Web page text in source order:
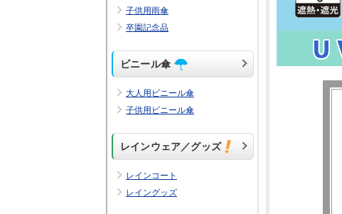
子供用雨傘
卒園記念品
ビニール傘
大人用ビニール傘
子供用ビニール傘
レインウェア／グッズ
レインコート
レイングッズ